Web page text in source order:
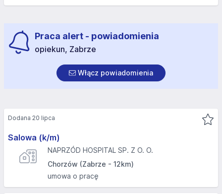
Praca alert - powiadomienia
opiekun, Zabrze
Włącz powiadomienia
Salowa (k/m)
NAPRZÓD HOSPITAL SP. Z O. O.
Chorzów (Zabrze - 12km)
umowa o pracę
Dodana 20 lipca